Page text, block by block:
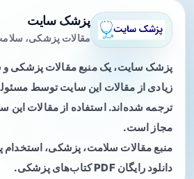
پزشک سایت
مقالات پزشکی،
پزشک سایت، یک منبع مقالات
زیادی از مقالات این سایت توسط
ترجمه شده‌اند. استفاده از مقالات این
مجاز است.
منبع مقالات سلامت، پزشکی، استخدام
دانلود رایگان PDF کتاب‌های پزشکی.